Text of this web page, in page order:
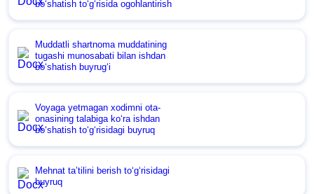
boʻshatish toʻgʻrisida ogohlantirish
Muddatli shartnoma muddatining
tugashi munosabati bilan ishdan
boʻshatish buyrugʻi
Voyaga yetmagan хodimni ota-
onasining talabiga koʻra ishdan
boʻshatish toʻgʻrisidagi buyruq
Mehnat ta’tilini berish toʻgʻrisidagi
buyruq